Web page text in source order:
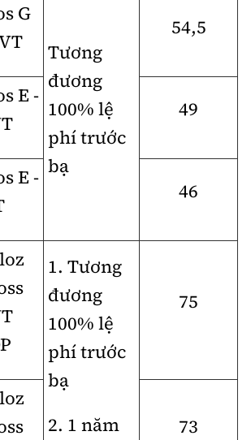
G
Tương
đương
100% lệ
phí trước
bạ
54,5
E -
49
E -
46
1. Tương
đương
100% lệ
phí trước
bạ
2. 1 năm
75
73